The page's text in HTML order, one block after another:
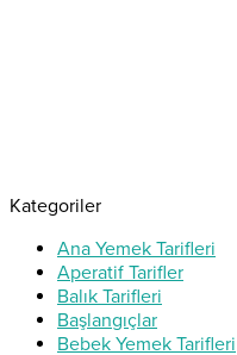
Kategoriler
Ana Yemek Tarifleri
Aperatif Tarifler
Balık Tarifleri
Başlangıçlar
Bebek Yemek Tarifleri